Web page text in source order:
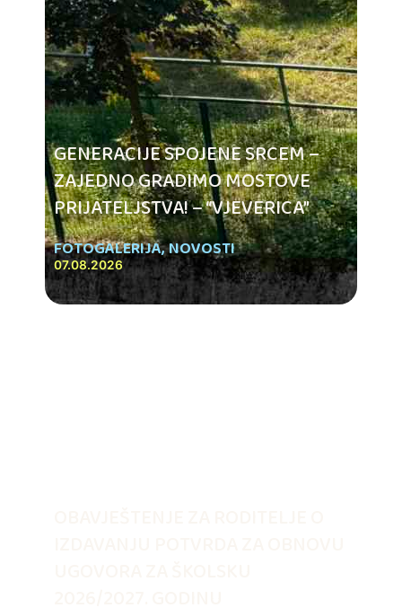
GENERACIJE SPOJENE SRCEM –
ZAJEDNO GRADIMO MOSTOVE
PRIJATELJSTVA! – “VJEVERICA”
FOTOGALERIJA,NOVOSTI
07.08.2026